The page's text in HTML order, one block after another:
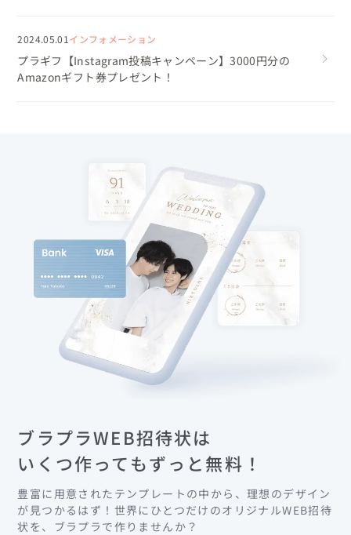
2024.05.01 インフォメーション
プラギフ【Instagram投稿キャンペーン】3000円分の
Amazonギフト券プレゼント！
ブラプラWEB招待状は
いくつ作ってもずっと無料！
豊富に用意されたテンプレートの中から、理想のデザイン
が見つかるはず！世界にひとつだけのオリジナルWEB招待
状を、ブラプラで作りませんか？